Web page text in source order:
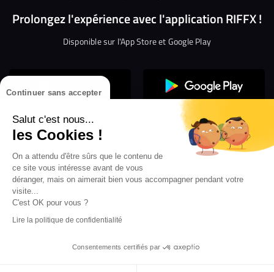
Continuer sans accepter
Salut c'est nous...
les Cookies !
On a attendu d'être sûrs que le contenu de
ce site vous intéresse avant de vous
déranger, mais on aimerait bien vous accompagner pendant votre
visite...
C'est OK pour vous ?
Lire la politique de confidentialité
Consentements certifiés par
Prolongez l'expérience avec l'application RIFFX !
Disponible sur l'App Store et Google Play
Confidentialité
Gestion des cookies
Conditions générales d’utilisation
Mentions légales
les webradios RIFFX
en exclusivité sur VIBES le titre de la révé